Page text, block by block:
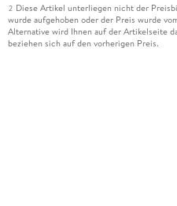
2 Diese Artikel unterliegen nicht der
wurde aufgehoben oder der Preis wurde
Alternative wird Ihnen auf der Artikelseite
beziehen sich auf den vorherigen Preis.